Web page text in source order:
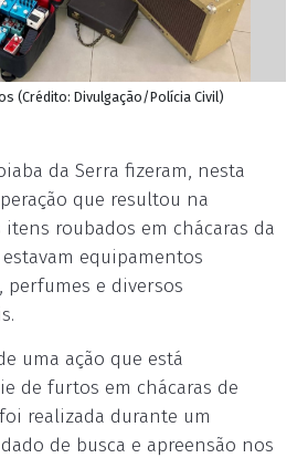
(Crédito: Divulgação/Polícia Civil)
da Serra fizeram, nesta
que resultou na
roubados em chácaras da
equipamentos
perfumes e diversos
uma ação que está
de furtos em chácaras de
realizada durante um
de busca e apreensão nos